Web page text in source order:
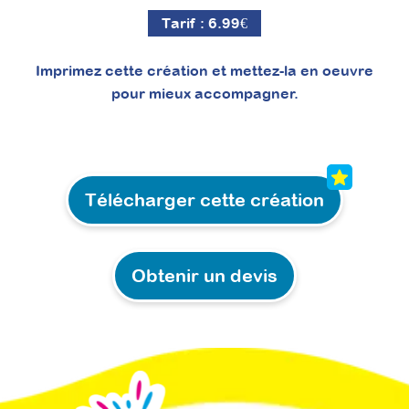
Tout sur les émotions, en replay jusqu'au 31
aout !
Attestation de participation
Rejoignez-nous pour le Forum d'été
d'Ideereka, le rendez-vous à ne pas manquer
explorer le monde fascinant des émotions
pour l'accompagnement de nos patients et
élèves. C'est une occasion parfaite pour
Tarif : 6.99€
Imprimez cette création et mettez-la en oeuvre
pour mieux accompagner.
Télécharger cette création
Obtenir un devis